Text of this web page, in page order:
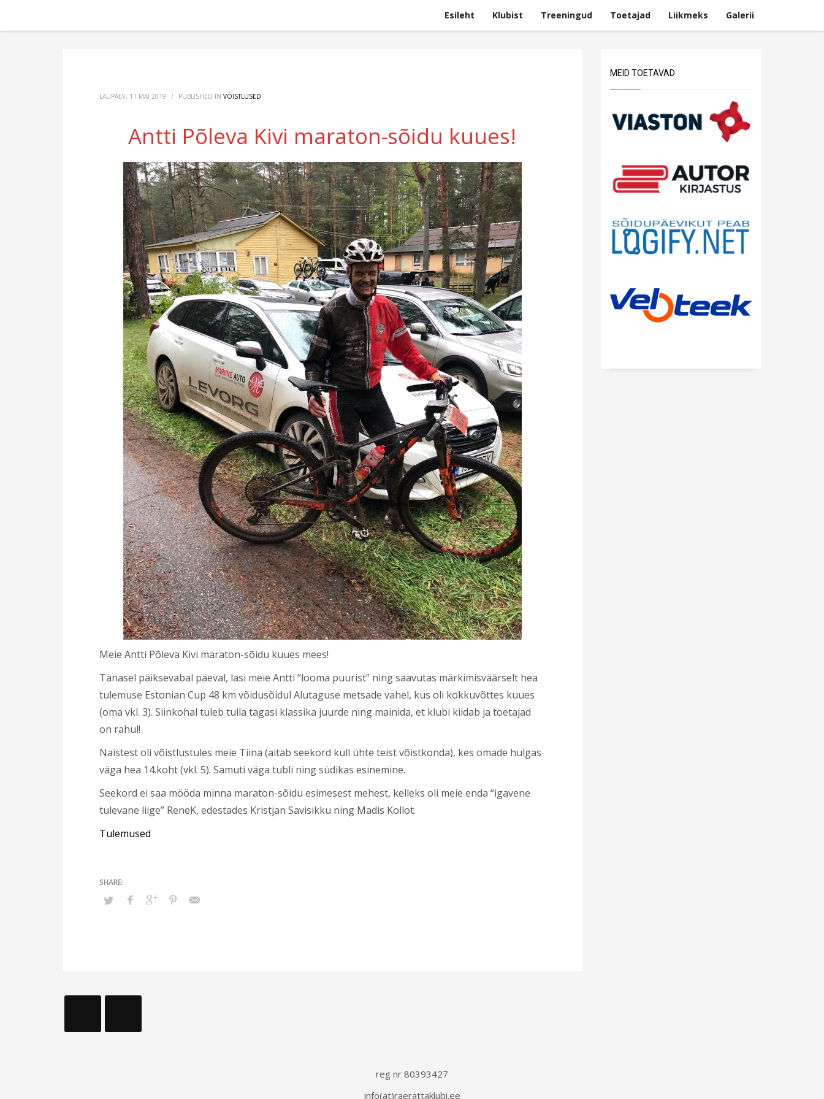
Esileht Klubist Treeningud Toetajad Liikmeks Galerii
LAUPÄEV, 11 MAI 2019 / PUBLISHED IN VÕISTLUSED
Antti Põleva Kivi maraton-sõidu kuues!
Meie Antti Põleva Kivi maraton-sõidu kuues mees!
Tänasel päiksevabal päeval, lasi meie Antti “looma puurist” ning saavutas märkimisväärselt hea
tulemuse Estonian Cup 48 km võidusõidul Alutaguse metsade vahel, kus oli kokkuvõttes kuues
(oma vkl. 3). Siinkohal tuleb tulla tagasi klassika juurde ning mainida, et klubi kiidab ja toetajad
on rahul!
Naistest oli võistlustules meie Tiina (aitab seekord küll ühte teist võistkonda), kes omade hulgas
väga hea 14.koht (vkl. 5). Samuti väga tubli ning südikas esinemine.
Seekord ei saa mööda minna maraton-sõidu esimesest mehest, kelleks oli meie enda “igavene
tulevane liige” ReneK, edestades Kristjan Savisikku ning Madis Kollot.
Tulemused
MEID TOETAVAD
reg nr 80393427
info(at)raerattaklubi.ee